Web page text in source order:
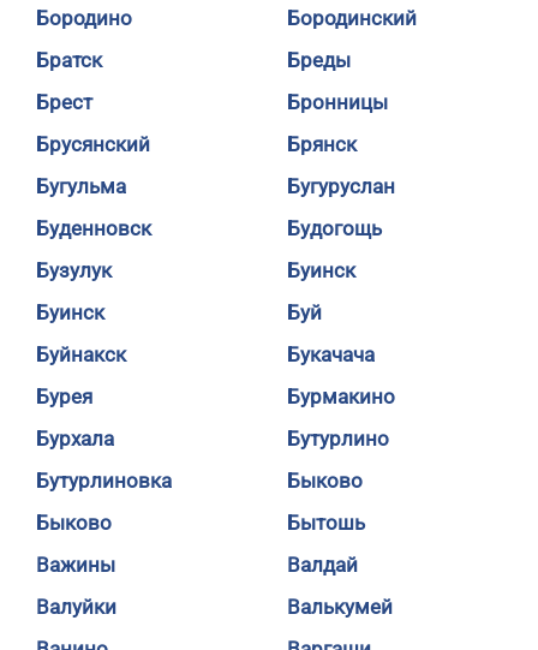
Бородино
Бородинский
Братск
Бреды
Брест
Бронницы
Брусянский
Брянск
Бугульма
Бугуруслан
Буденновск
Будогощь
Бузулук
Буинск
Буинск
Буй
Буйнакск
Букачача
Бурея
Бурмакино
Бурхала
Бутурлино
Бутурлиновка
Быково
Быково
Бытошь
Важины
Валдай
Валуйки
Валькумей